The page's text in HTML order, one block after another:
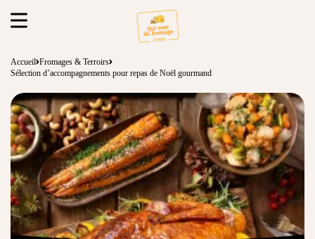
Accueil Fromages & Terroirs
Sélection d’accompagnements pour repas de Noël gourmand